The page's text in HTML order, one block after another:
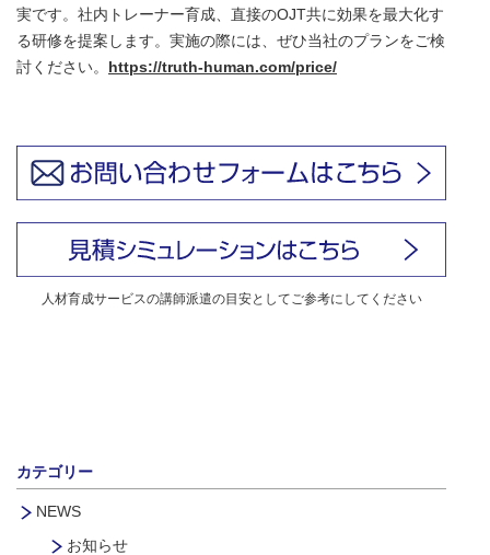
実です。社内トレーナー育成、直接のOJT共に効果を最大化す
る研修を提案します。実施の際には、ぜひ当社のプランをご検
討ください。 https://truth-human.com/price/
人材育成サービスの講師派遣の目安としてご参考にしてください
カテゴリー
NEWS
お知らせ